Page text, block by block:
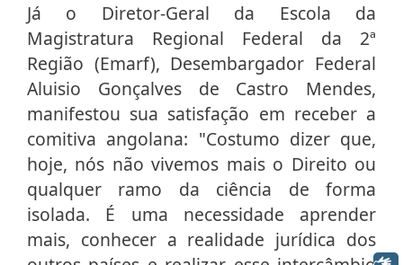
Já o Diretor-Geral da Escola da
Magistratura Regional Federal da 2ª
Região (Emarf), Desembargador Federal
Aluisio Gonçalves de Castro Mendes,
manifestou sua satisfação em receber a
comitiva angolana: "Costumo dizer que,
hoje, nós não vivemos mais o Direito ou
qualquer ramo da ciência de forma
isolada. É uma necessidade aprender
mais, conhecer a realidade jurídica dos